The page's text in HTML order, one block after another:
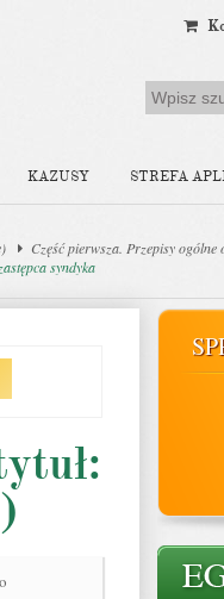
KAZUSY STREFA
Część pierwsza. Przepisy ogólne
syndyka